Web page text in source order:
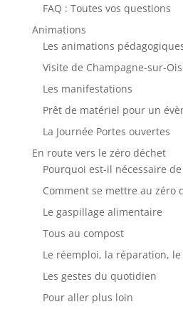
FAQ : Toutes vos questions
Animations
Les animations
Visite de Champagne-sur-
Les manifestations
Prêt de matériel pour un
La Journée Portes ouvertes
En route vers le zéro déchet
Pourquoi est-il nécessaire
Comment se mettre au zéro
Le gaspillage alimentaire
Tous au compost
Le réemploi, la réparation, le
Les gestes du quotidien
Pour aller plus loin